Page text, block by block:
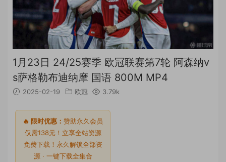
1月23日 24/25赛季 欧冠联赛第7轮 阿森纳v
s萨格勒布迪纳摩 国语 800M MP4
2025-02-19 欧冠 3.79k
🔥 限时优惠： 赞助永久会员
仅需138元！立享全站资源
免费下载！永久解锁全部资
源 · 一键下载全集合